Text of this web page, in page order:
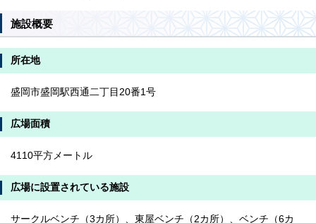
施設概要
所在地
盛岡市盛岡駅西通二丁目20番1号
広場面積
4110平方メートル
広場に設置されている施設
サークルベンチ（3カ所）、東屋ベンチ（2カ所）、ベンチ（6カ